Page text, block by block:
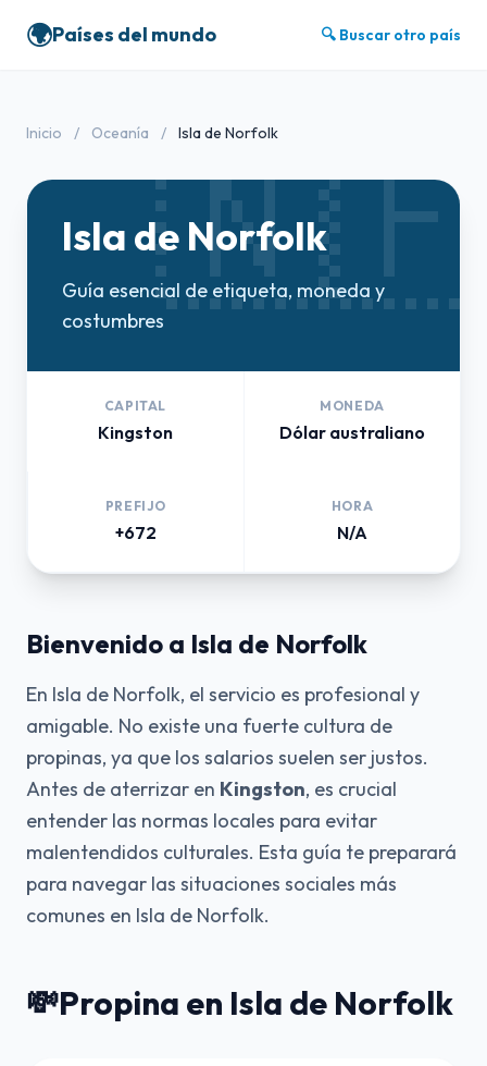
🌍Países del mundo 🔍 Buscar otro país
Inicio / Oceanía / Isla de Norfolk
Isla de Norfolk
Guía esencial de etiqueta, moneda y
costumbres
CAPITAL
Kingston
MONEDA
Dólar australiano
PREFIJO
+672
HORA
N/A
Bienvenido a Isla de Norfolk
En Isla de Norfolk, el servicio es profesional y
amigable. No existe una fuerte cultura de
propinas, ya que los salarios suelen ser justos.
Antes de aterrizar en Kingston, es crucial
entender las normas locales para evitar
malentendidos culturales. Esta guía te preparará
para navegar las situaciones sociales más
comunes en Isla de Norfolk.
💸Propina en Isla de Norfolk